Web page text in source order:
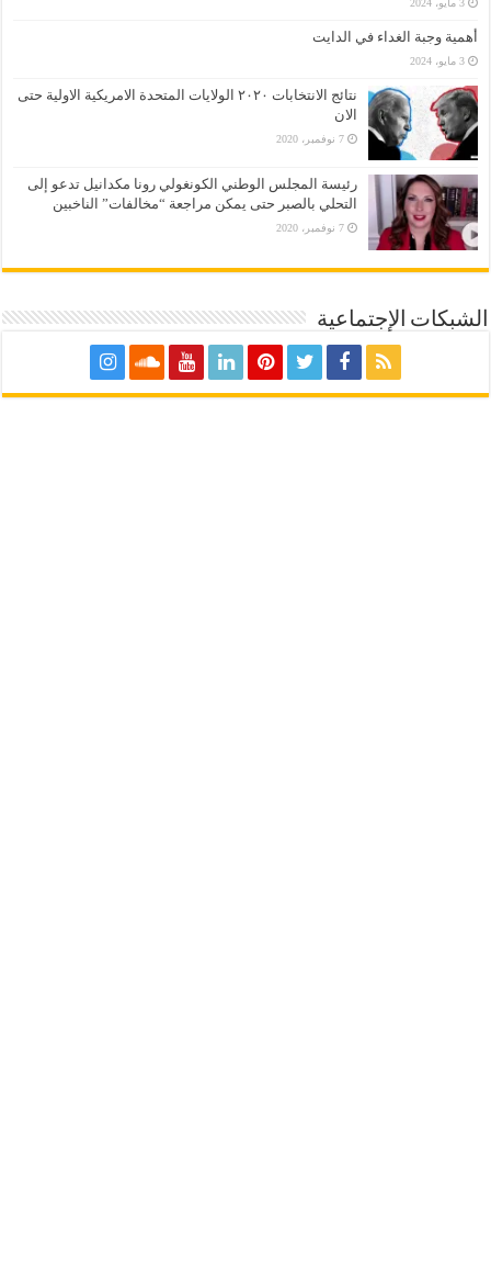
3 مايو، 2024
أهمية وجبة الغداء في الدايت
3 مايو، 2024
نتائج الانتخابات ٢٠٢٠ الولايات المتحدة الامريكية الاولية حتى
الان
7 نوفمبر، 2020
رئيسة المجلس الوطني الكونغولي رونا مكدانيل تدعو إلى
التحلي بالصبر حتى يمكن مراجعة “مخالفات” الناخبين
7 نوفمبر، 2020
الشبكات الإجتماعية